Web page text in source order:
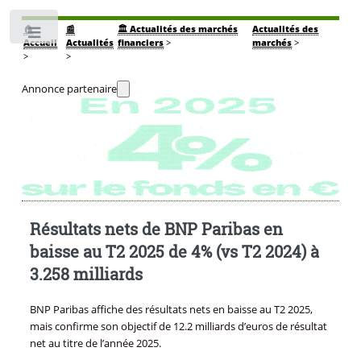
🏠
Accueil
>
📰
Actualités
>
🏛️ Actualités des marchés
financiers >
Actualités des
marchés >
Annonce partenaire
Résultats nets de BNP Paribas en
baisse au T2 2025 de 4% (vs T2 2024) à
3.258 milliards
BNP Paribas affiche des résultats nets en baisse au T2 2025,
mais confirme son objectif de 12.2 milliards d’euros de résultat
net au titre de l’année 2025.
Toggle